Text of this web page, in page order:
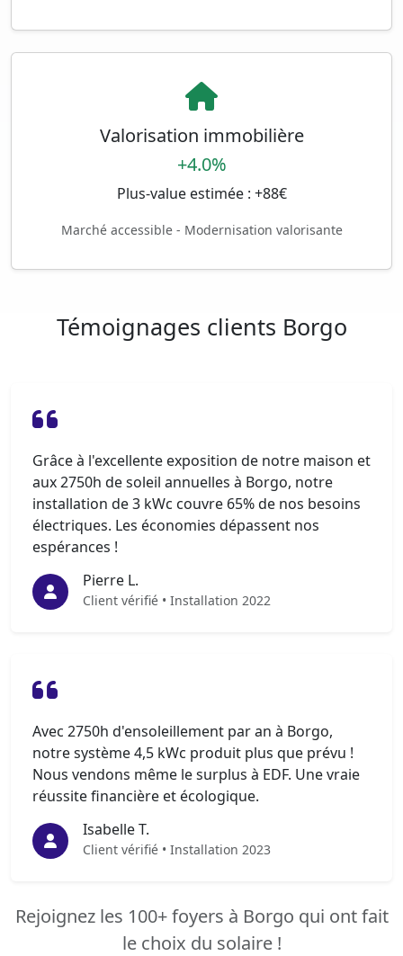
Valorisation immobilière
+4.0%
Plus-value estimée : +88€
Marché accessible - Modernisation valorisante
Témoignages clients Borgo
Grâce à l'excellente exposition de notre maison et
aux 2750h de soleil annuelles à Borgo, notre
installation de 3 kWc couvre 65% de nos besoins
électriques. Les économies dépassent nos
espérances !
Pierre L.
Client vérifié • Installation 2022
Avec 2750h d'ensoleillement par an à Borgo,
notre système 4,5 kWc produit plus que prévu !
Nous vendons même le surplus à EDF. Une vraie
réussite financière et écologique.
Isabelle T.
Client vérifié • Installation 2023
Rejoignez les 100+ foyers à Borgo qui ont fait
le choix du solaire !